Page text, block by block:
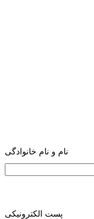
نام و نام خانوادگی
پست الکترونیکی